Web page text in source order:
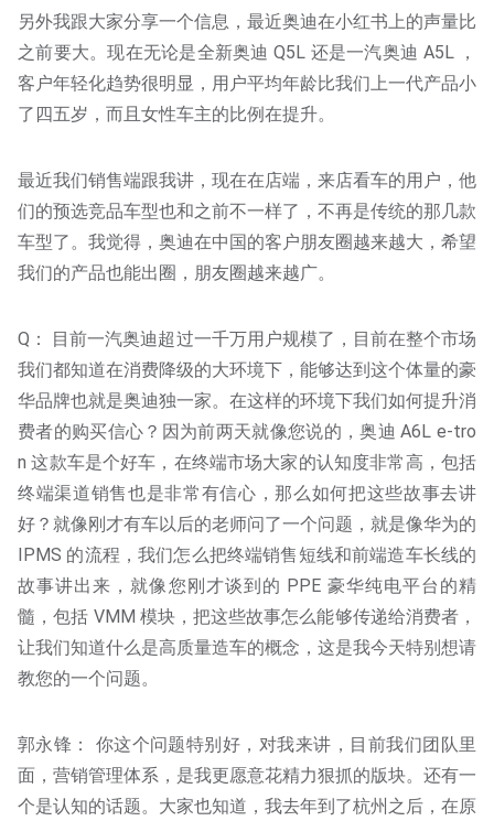
另外我跟大家分享一个信息，最近奥迪在小红书上的声量比
之前要大。现在无论是全新奥迪 Q5L 还是一汽奥迪 A5L ，
客户年轻化趋势很明显，用户平均年龄比我们上一代产品小
了四五岁，而且女性车主的比例在提升。
最近我们销售端跟我讲，现在在店端，来店看车的用户，他
们的预选竞品车型也和之前不一样了，不再是传统的那几款
车型了。我觉得，奥迪在中国的客户朋友圈越来越大，希望
我们的产品也能出圈，朋友圈越来越广。
Q： 目前一汽奥迪超过一千万用户规模了，目前在整个市场
我们都知道在消费降级的大环境下，能够达到这个体量的豪
华品牌也就是奥迪独一家。在这样的环境下我们如何提升消
费者的购买信心？因为前两天就像您说的，奥迪 A6L e-tro
n 这款车是个好车，在终端市场大家的认知度非常高，包括
终端渠道销售也是非常有信心，那么如何把这些故事去讲
好？就像刚才有车以后的老师问了一个问题，就是像华为的
IPMS 的流程，我们怎么把终端销售短线和前端造车长线的
故事讲出来，就像您刚才谈到的 PPE 豪华纯电平台的精
髓，包括 VMM 模块，把这些故事怎么能够传递给消费者，
让我们知道什么是高质量造车的概念，这是我今天特别想请
教您的一个问题。
郭永锋： 你这个问题特别好，对我来讲，目前我们团队里
面，营销管理体系，是我更愿意花精力狠抓的版块。还有一
个是认知的话题。大家也知道，我去年到了杭州之后，在原